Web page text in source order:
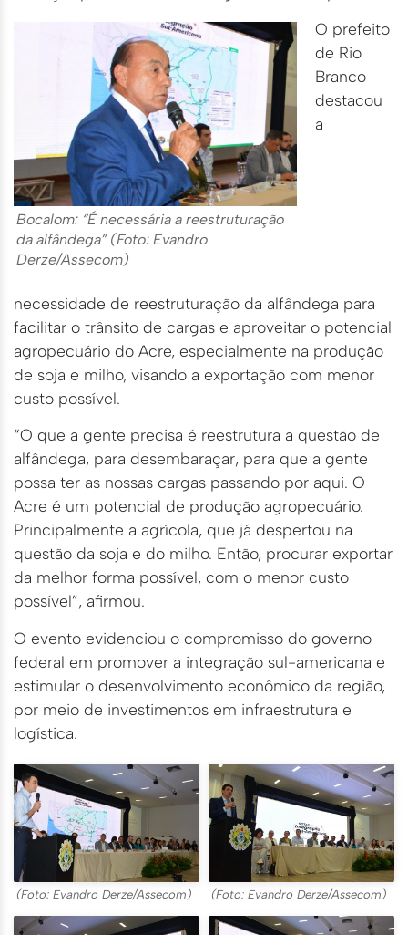
Bocalom: “É necessária a reestruturação
da alfândega” (Foto: Evandro
Derze/Assecom)
O prefeito
de Rio
Branco
destacou
a
necessidade de reestruturação da alfândega para
facilitar o trânsito de cargas e aproveitar o potencial
agropecuário do Acre, especialmente na produção
de soja e milho, visando a exportação com menor
custo possível.
“O que a gente precisa é reestrutura a questão de
alfândega, para desembaraçar, para que a gente
possa ter as nossas cargas passando por aqui. O
Acre é um potencial de produção agropecuário.
Principalmente a agrícola, que já despertou na
questão da soja e do milho. Então, procurar exportar
da melhor forma possível, com o menor custo
possível”, afirmou.
O evento evidenciou o compromisso do governo
federal em promover a integração sul-americana e
estimular o desenvolvimento econômico da região,
por meio de investimentos em infraestrutura e
logística.
(Foto: Evandro Derze/Assecom) (Foto: Evandro Derze/Assecom)